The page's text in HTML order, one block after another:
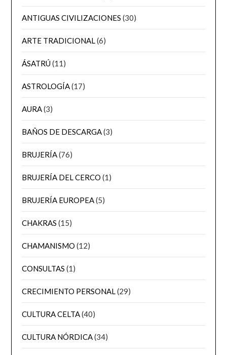
ANTIGUAS CIVILIZACIONES (30)
ARTE TRADICIONAL(6)
ÁSATRÚ(11)
ASTROLOGÍA(17)
AURA(3)
BAÑOS DE DESCARGA(3)
BRUJERÍA(76)
BRUJERÍA DEL CERCO (1)
BRUJERÍA EUROPEA(5)
CHAKRAS (15)
CHAMANISMO (12)
CONSULTAS (1)
CRECIMIENTO PERSONAL(29)
CULTURA CELTA(40)
CULTURA NÓRDICA(34)